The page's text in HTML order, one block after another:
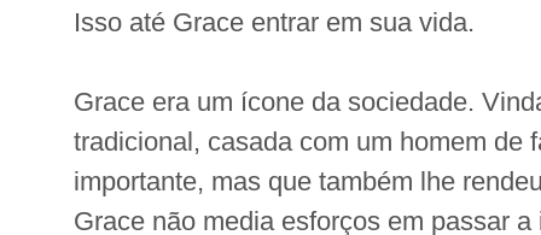
Isso até Grace entrar em sua vida.
Grace era um ícone da sociedade.
tradicional, casada com um homem de
importante, mas que também lhe
Grace não media esforços em passar